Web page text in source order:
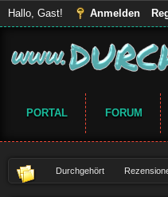
Hallo, Gast! Anmelden
PORTAL FORUM
Durchgehört